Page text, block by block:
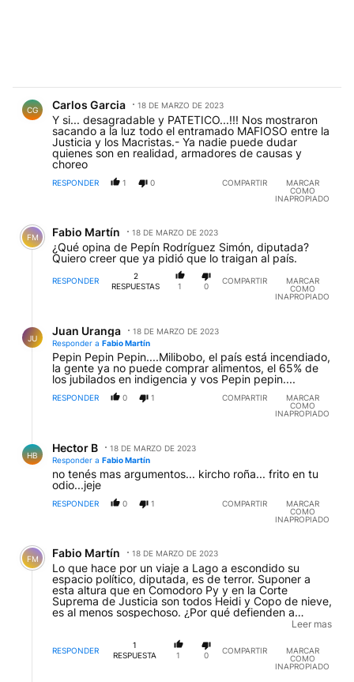
CG Carlos Garcia 18 DE MARZO DE 2023
Y si... desagradable y PATETICO...!!! Nos mostraron
sacando a la luz todo el entramado MAFIOSO entre la
Justicia y los Macristas.- Ya nadie puede dudar
quienes son en realidad, armadores de causas y
choreo
RESPONDER 1 0 COMPARTIR
MARCAR
COMO
INAPROPIADO
FM Fabio Martín 18 DE MARZO DE 2023
¿Qué opina de Pepín Rodríguez Simón, diputada?
Quiero creer que ya pidió que lo traigan al país.
RESPONDER
2
RESPUESTAS
1 0
COMPARTIR
MARCAR
COMO
INAPROPIADO
JU
Juan Uranga
18 DE MARZO DE 2023
Responder a Fabio Martín
Pepin Pepin Pepin....Milibobo, el país está incendiado,
la gente ya no puede comprar alimentos, el 65% de
los jubilados en indigencia y vos Pepin pepin....
RESPONDER 0 1 COMPARTIR
MARCAR
COMO
INAPROPIADO
HB
Hector B
18 DE MARZO DE 2023
Responder a Fabio Martín
no tenés mas argumentos... kircho roña... frito en tu
odio...jeje
RESPONDER 0 1 COMPARTIR
MARCAR
COMO
INAPROPIADO
Comentario de Fabio Martín.
FM Fabio Martín 18 DE MARZO DE 2023
Lo que hace por un viaje a Lago a escondido su
espacio político, diputada, es de terror. Suponer a
esta altura que en Comodoro Py y en la Corte
Suprema de Justicia son todos Heidi y Copo de nieve,
es al menos sospechoso. ¿Por qué defienden a
semejantes delincuentes? Porque en algún punto son
Leer mas
RESPONDER
1
RESPUESTA
1 0
COMPARTIR
MARCAR
COMO
INAPROPIADO